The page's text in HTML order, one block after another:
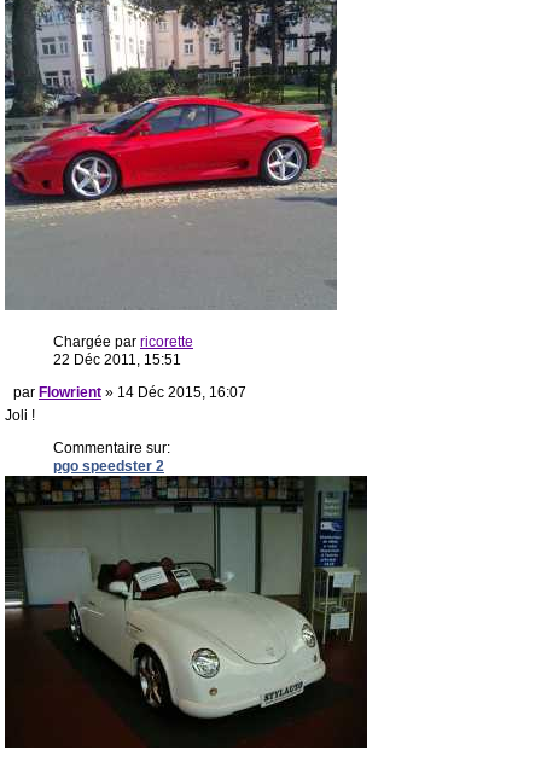
Chargée par ricorette
22 Déc 2011, 15:51
par Flowrient » 14 Déc 2015, 16:07
Joli !
Commentaire sur:
pgo speedster 2